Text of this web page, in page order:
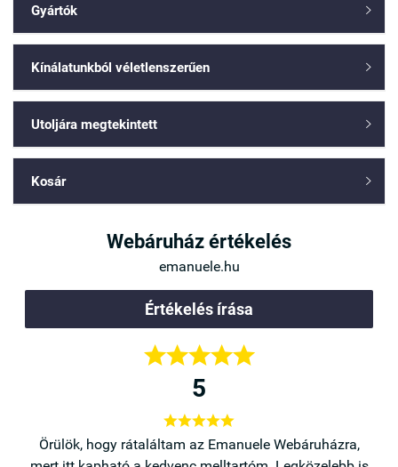
Gyártók 
Kínálatunkból véletlenszerűen 
Utoljára megtekintett 
Kosár 
Webáruház értékelés
emanuele.hu
Értékelés írása

5

Örülök, hogy rátaláltam az Emanuele Webáruházra,